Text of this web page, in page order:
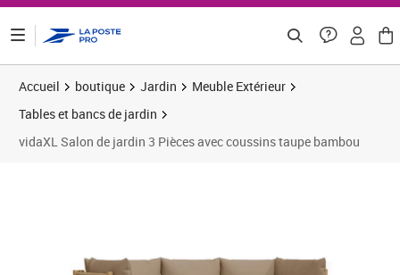
Accueil boutique Jardin
Meuble Extérieur
Tables et bancs de jardin
vidaXL Salon de jardin 3 Pièces avec coussins taupe bambou